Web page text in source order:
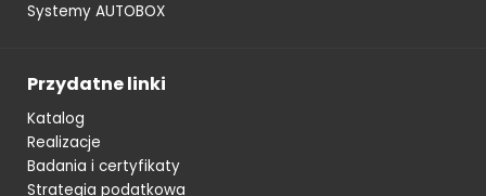
Systemy AUTOBOX
Przydatne linki
Katalog
Realizacje
Badania i certyfikaty
Strategia podatkowa